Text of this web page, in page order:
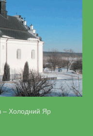
– Холодний Яр